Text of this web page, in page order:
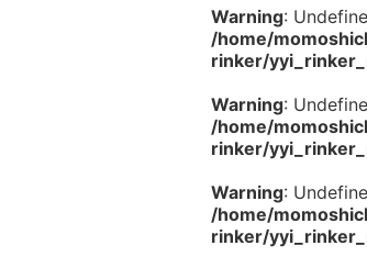
Warning:
/home/
rinker/
Warning:
/home/
rinker/
Warning:
/home/
rinker/